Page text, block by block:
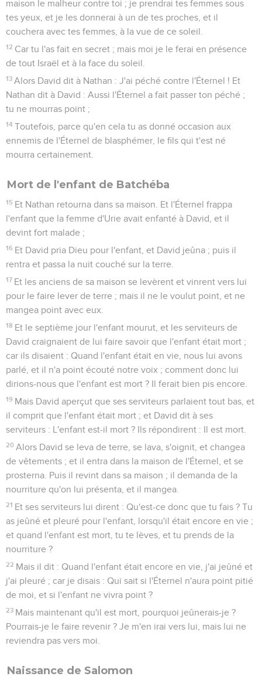
maison le malheur contre toi ; je prendrai tes femmes sous
tes yeux, et je les donnerai à un de tes proches, et il
couchera avec tes femmes, à la vue de ce soleil.
12 Car tu l'as fait en secret ; mais moi je le ferai en présence
de tout Israël et à la face du soleil.
13 Alors David dit à Nathan : J'ai péché contre l'Éternel ! Et
Nathan dit à David : Aussi l'Éternel a fait passer ton péché ;
tu ne mourras point ;
14 Toutefois, parce qu'en cela tu as donné occasion aux
ennemis de l'Éternel de blasphémer, le fils qui t'est né
mourra certainement.
Mort de l'enfant de Batchéba
15 Et Nathan retourna dans sa maison. Et l'Éternel frappa
l'enfant que la femme d'Urie avait enfanté à David, et il
devint fort malade ;
16 Et David pria Dieu pour l'enfant, et David jeûna ; puis il
rentra et passa la nuit couché sur la terre.
17 Et les anciens de sa maison se levèrent et vinrent vers lui
pour le faire lever de terre ; mais il ne le voulut point, et ne
mangea point avec eux.
18 Et le septième jour l'enfant mourut, et les serviteurs de
David craignaient de lui faire savoir que l'enfant était mort ;
car ils disaient : Quand l'enfant était en vie, nous lui avons
parlé, et il n'a point écouté notre voix ; comment donc lui
dirions-nous que l'enfant est mort ? Il ferait bien pis encore.
19 Mais David aperçut que ses serviteurs parlaient tout bas, et
il comprit que l'enfant était mort ; et David dit à ses
serviteurs : L'enfant est-il mort ? Ils répondirent : Il est mort.
20 Alors David se leva de terre, se lava, s'oignit, et changea
de vêtements ; et il entra dans la maison de l'Éternel, et se
prosterna. Puis il revint dans sa maison ; il demanda de la
nourriture qu'on lui présenta, et il mangea.
21 Et ses serviteurs lui dirent : Qu'est-ce donc que tu fais ? Tu
as jeûné et pleuré pour l'enfant, lorsqu'il était encore en vie ;
et quand l'enfant est mort, tu te lèves, et tu prends de la
nourriture ?
22 Mais il dit : Quand l'enfant était encore en vie, j'ai jeûné et
j'ai pleuré ; car je disais : Qui sait si l'Éternel n'aura point pitié
de moi, et si l'enfant ne vivra point ?
23 Mais maintenant qu'il est mort, pourquoi jeûnerais-je ?
Pourrais-je le faire revenir ? Je m'en irai vers lui, mais lui ne
reviendra pas vers moi.
Naissance de Salomon